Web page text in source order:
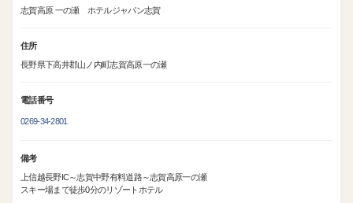
志賀高原 一の瀬 ホテルジャパン志賀
住所
長野県下高井郡山ノ内町志賀高原一の瀬
電話番号
0269-34-2801
備考
上信越長野IC～志賀中野有料道路～志賀高原一の瀬
スキー場まで徒歩0分のリゾートホテル